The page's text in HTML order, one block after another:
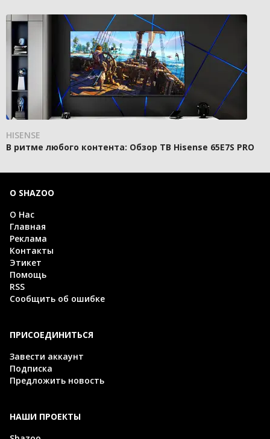
HISENSE
В ритме любого контента: Обзор ТВ Hisense 65E7S PRO
О SHAZOO
О Нас
Главная
Реклама
Контакты
Этикет
Помощь
RSS
Сообщить об ошибке
ПРИСОЕДИНИТЬСЯ
Завести аккаунт
Подписка
Предложить новость
НАШИ ПРОЕКТЫ